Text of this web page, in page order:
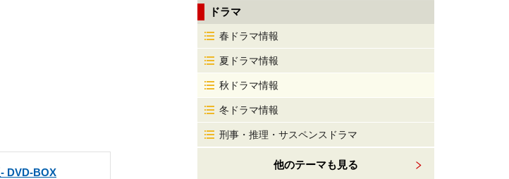
DVD-BOX
ドラマ
春ドラマ情報
夏ドラマ情報
秋ドラマ情報
冬ドラマ情報
刑事・推理・サスペンスドラマ
他のテーマも見る